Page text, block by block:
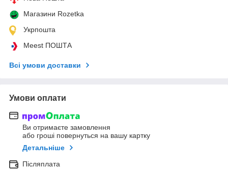
Магазини Rozetka
Укрпошта
Meest ПОШТА
Всі умови доставки
Умови оплати
Ви отримаєте замовлення
або гроші повернуться на вашу картку
Детальніше
Післяплата